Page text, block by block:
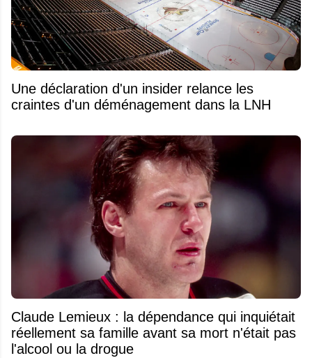
Une déclaration d'un insider relance les
craintes d'un déménagement dans la LNH
Claude Lemieux : la dépendance qui inquiétait
réellement sa famille avant sa mort n'était pas
l'alcool ou la drogue